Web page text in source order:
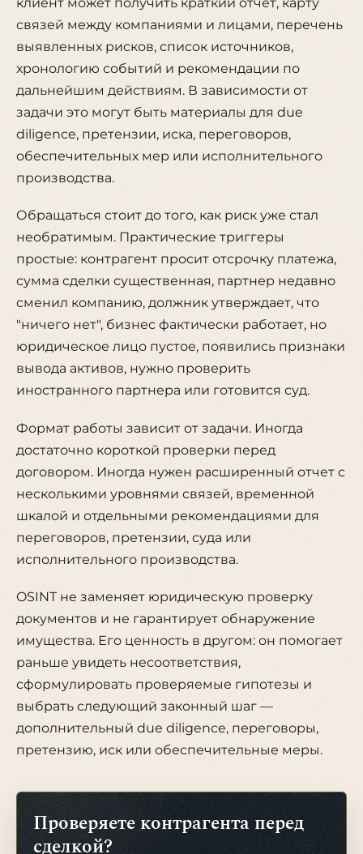
связей между компаниями и лицами, перечень
выявленных рисков, список источников,
хронологию событий и рекомендации по
дальнейшим действиям. В зависимости от
задачи это могут быть материалы для due
diligence, претензии, иска, переговоров,
обеспечительных мер или исполнительного
производства.
Обращаться стоит до того, как риск уже стал
необратимым. Практические триггеры
простые: контрагент просит отсрочку платежа,
сумма сделки существенная, партнер недавно
сменил компанию, должник утверждает, что
"ничего нет", бизнес фактически работает, но
юридическое лицо пустое, появились признаки
вывода активов, нужно проверить
иностранного партнера или готовится суд.
Формат работы зависит от задачи. Иногда
достаточно короткой проверки перед
договором. Иногда нужен расширенный отчет с
несколькими уровнями связей, временной
шкалой и отдельными рекомендациями для
переговоров, претензии, суда или
исполнительного производства.
OSINT не заменяет юридическую проверку
документов и не гарантирует обнаружение
имущества. Его ценность в другом: он помогает
раньше увидеть несоответствия,
сформулировать проверяемые гипотезы и
выбрать следующий законный шаг —
дополнительный due diligence, переговоры,
претензию, иск или обеспечительные меры.
Проверяете контрагента перед
сделкой?